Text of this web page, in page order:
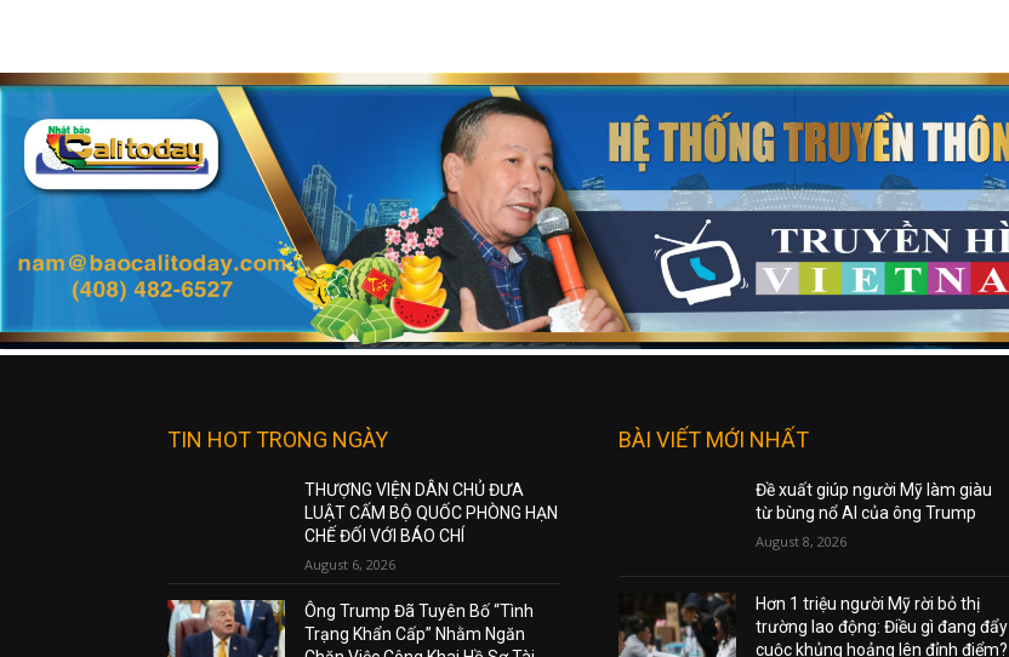
TIN HOT TRONG NGÀY
THƯỢNG VIỆN DÂN CHỦ ĐƯA
LUẬT CẤM BỘ QUỐC PHÒNG HẠN
CHẾ ĐỐI VỚI BÁO CHÍ
August 6, 2026
Ông Trump Đã Tuyên Bố “Tình
Trạng Khẩn Cấp” Nhằm Ngăn
BÀI VIẾT MỚI NHẤT
Đề xuất giúp người Mỹ làm giàu
từ bùng nổ AI của ông Trump
August 8, 2026
Hơn 1 triệu người Mỹ rời bỏ thị
trường lao động: Điều gì đang đẩy
cuộc khủng hoảng lên đỉnh điểm?